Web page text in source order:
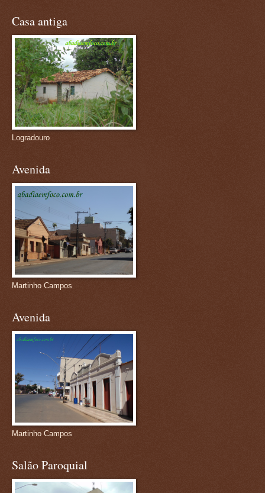
Casa antiga
Logradouro
Avenida
Martinho Campos
Avenida
Martinho Campos
Salão Paroquial